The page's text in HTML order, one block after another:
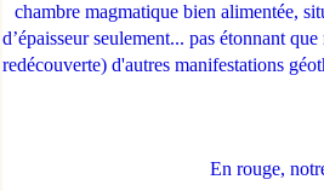
chambre magmatique bien alimentée,
d’épaisseur seulement... pas étonnant
redécouverte) d'autres manifestations
En rouge,